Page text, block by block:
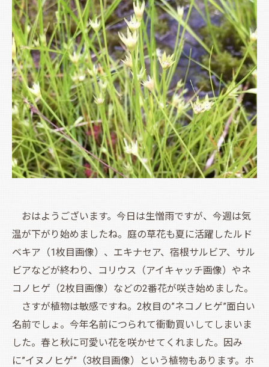
おはようございます。今日は生憎雨ですが、今週は気
温が下がり始めましたね。庭の草花も夏に活躍したルド
ベキア（1枚目画像）、エキナセア、宿根サルビア、サル
ビアなどが終わり、コリウス（アイキャッチ画像）やネ
コノヒゲ（2枚目画像）などの2番花が咲き始めました。
さすが植物は敏感ですね。2枚目の”ネコノヒゲ”面白い
名前でしょ。今年名前につられて衝動買いしてしまいま
した。春と秋に可愛い花を咲かせてくれました。因み
に”イヌノヒゲ”（3枚目画像）という植物もあります。ホ